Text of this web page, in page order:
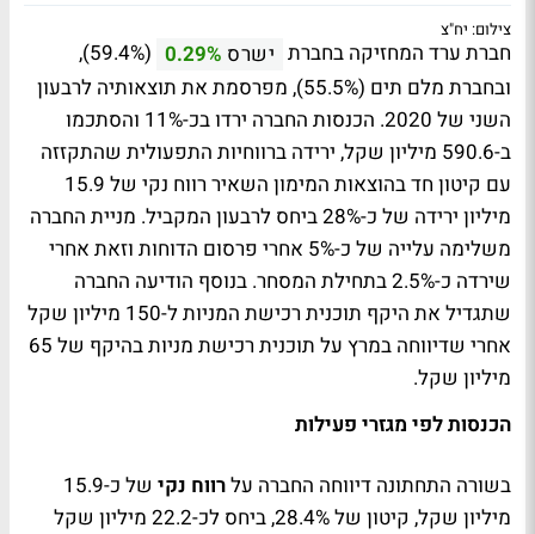
צילום: יח"צ
חברת ערד המחזיקה בחברת ישרס 0.29%
(59.4%),
ובחברת מלם תים (55.5%), מפרסמת את תוצאותיה לרבעון
השני של 2020. הכנסות החברה ירדו בכ-11% והסתכמו
ב-590.6 מיליון שקל, ירידה ברווחיות התפעולית שהתקזזה
עם קיטון חד בהוצאות המימון השאיר רווח נקי של 15.9
מיליון ירידה של כ-28% ביחס לרבעון המקביל. מניית החברה
משלימה עלייה של כ-5% אחרי פרסום הדוחות וזאת אחרי
שירדה כ-2.5% בתחילת המסחר. בנוסף הודיעה החברה
שתגדיל את היקף תוכנית רכישת המניות ל-150 מיליון שקל
אחרי שדיווחה במרץ על תוכנית רכישת מניות בהיקף של 65
מיליון שקל.
הכנסות לפי מגזרי פעילות
בשורה התחתונה דיווחה החברה עלרווח נקי
של כ-15.9
מיליון שקל, קיטון של 28.4%, ביחס לכ-22.2 מיליון שקל